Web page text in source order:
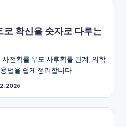
확신을 숫자로 다루는
전확률·우도·사후확률 관계, 의학
법을 쉽게 정리합니다.
2026